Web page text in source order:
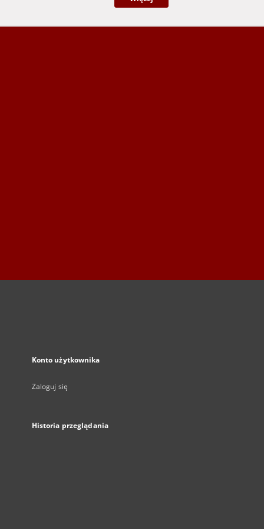
Konto użytkownika
Zaloguj się
Historia przeglądania